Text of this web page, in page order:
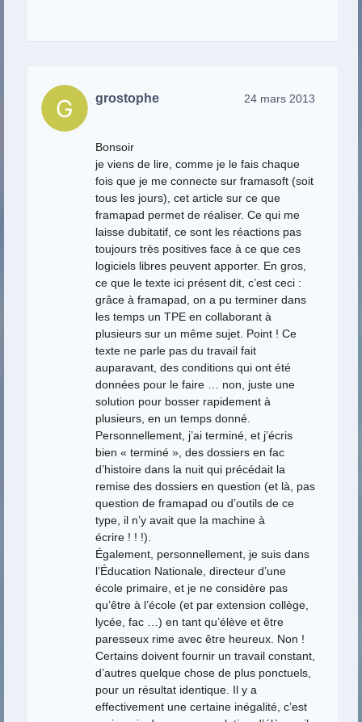
grostophe 24 mars 2013
Bonsoir
je viens de lire, comme je le fais chaque
fois que je me connecte sur framasoft (soit
tous les jours), cet article sur ce que
framapad permet de réaliser. Ce qui me
laisse dubitatif, ce sont les réactions pas
toujours très positives face à ce que ces
logiciels libres peuvent apporter. En gros,
ce que le texte ici présent dit, c’est ceci :
grâce à framapad, on a pu terminer dans
les temps un TPE en collaborant à
plusieurs sur un même sujet. Point ! Ce
texte ne parle pas du travail fait
auparavant, des conditions qui ont été
données pour le faire … non, juste une
solution pour bosser rapidement à
plusieurs, en un temps donné.
Personnellement, j’ai terminé, et j’écris
bien « terminé », des dossiers en fac
d’histoire dans la nuit qui précédait la
remise des dossiers en question (et là, pas
question de framapad ou d’outils de ce
type, il n’y avait que la machine à
écrire ! ! !).
Également, personnellement, je suis dans
l’Éducation Nationale, directeur d’une
école primaire, et je ne considère pas
qu’être à l’école (et par extension collège,
lycée, fac …) en tant qu’élève et être
paresseux rime avec être heureux. Non !
Certains doivent fournir un travail constant,
d’autres quelque chose de plus ponctuels,
pour un résultat identique. Il y a
effectivement une certaine inégalité, c’est